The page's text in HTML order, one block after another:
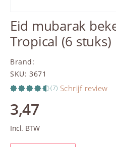
Eid mubarak
Tropical (6 stuks)
Brand:
SKU: 3671
(7) Schrijf review
3,47
Incl. BTW